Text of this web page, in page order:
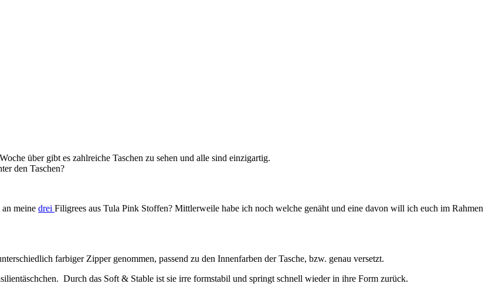
über gibt es zahlreiche Taschen zu sehen und alle sind einzigartig.
den Taschen?
meine drei Filigrees aus Tula Pink Stoffen? Mittlerweile habe ich noch welche genäht und eine davon will ich euch im Rahmen
farbiger Zipper genommen, passend zu den Innenfarben der Tasche, bzw. genau versetzt.
Durch das Soft & Stable ist sie irre formstabil und springt schnell wieder in ihre Form zurück.